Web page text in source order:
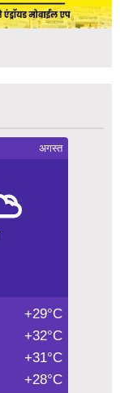
अगस्त
+29°C
+32°C
+31°C
+28°C